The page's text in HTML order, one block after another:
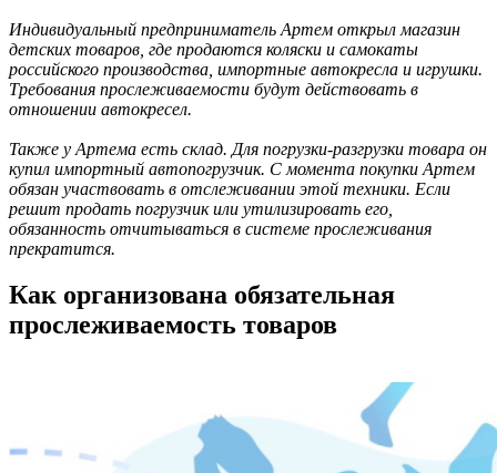
Индивидуальный предприниматель Артем открыл магазин
детских товаров, где продаются коляски и самокаты
российского производства, импортные автокресла и игрушки.
Требования прослеживаемости будут действовать в
отношении автокресел.
Также у Артема есть склад. Для погрузки-разгрузки товара он
купил импортный автопогрузчик. С момента покупки Артем
обязан участвовать в отслеживании этой техники. Если
решит продать погрузчик или утилизировать его,
обязанность отчитываться в системе прослеживания
прекратится.
Как организована обязательная
прослеживаемость товаров